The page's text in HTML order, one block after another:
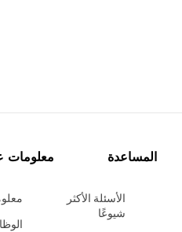
المساعدة
الأسئلة الأكثر
شيوعًا
معلومات